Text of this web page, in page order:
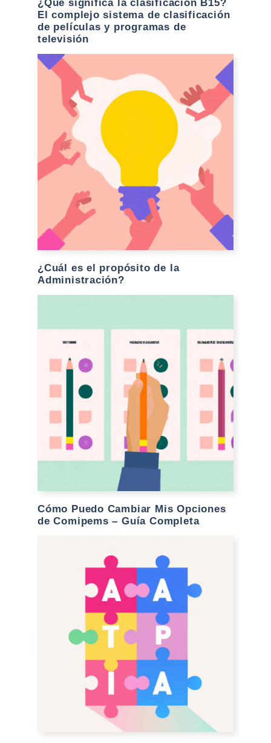
¿Qué significa la clasificación B15?
El complejo sistema de clasificación
de películas y programas de
televisión
¿Cuál es el propósito de la
Administración?
Cómo Puedo Cambiar Mis Opciones
de Comipems – Guía Completa